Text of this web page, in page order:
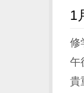
1
修
午
貴